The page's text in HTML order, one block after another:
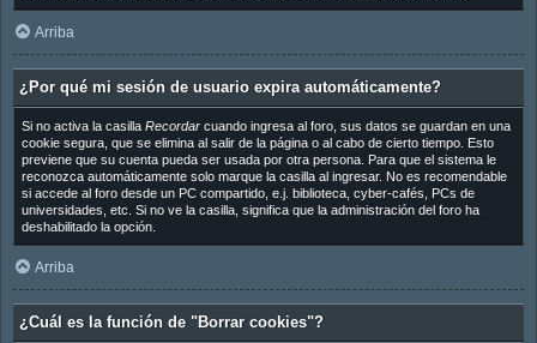
Arriba
¿Por qué mi sesión de usuario expira automáticamente?
Si no activa la casilla Recordarcuando ingresa al foro, sus datos se guardan en una
cookie segura, que se elimina al salir de la página o al cabo de cierto tiempo. Esto
previene que su cuenta pueda ser usada por otra persona. Para que el sistema le
reconozca automáticamente solo marque la casilla al ingresar. No es recomendable
si accede al foro desde un PC compartido, e.j. biblioteca, cyber-cafés, PCs de
universidades, etc. Si no ve la casilla, significa que la administración del foro ha
deshabilitado la opción.
Arriba
¿Cuál es la función de "Borrar cookies"?